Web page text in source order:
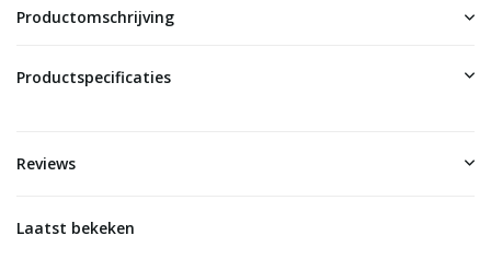
Productomschrijving
Productspecificaties
Reviews
Laatst bekeken